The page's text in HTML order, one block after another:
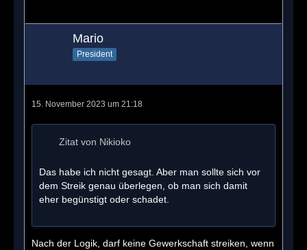
Mario
President
15. November 2023 um 21:18
Zitat von Nikioko
Das habe ich nicht gesagt. Aber man sollte sich vor
dem Streik genau überlegen, ob man sich damit
eher begünstigt oder schadet.
Nach der Logik, darf keine Gewerkschaft streiken, wenn